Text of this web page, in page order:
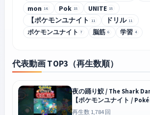
mon 16 Pok 15 UNITE 15
【ポケモンユナイト 11 ドリル 11
ポケモンユナイト 7 脳筋 6 学習 4
代表動画 TOP3（再生数順）
夜の踊り鮫 / The Shark
【ポケモンユナイト /
ユナイト
再生数 1,784 回